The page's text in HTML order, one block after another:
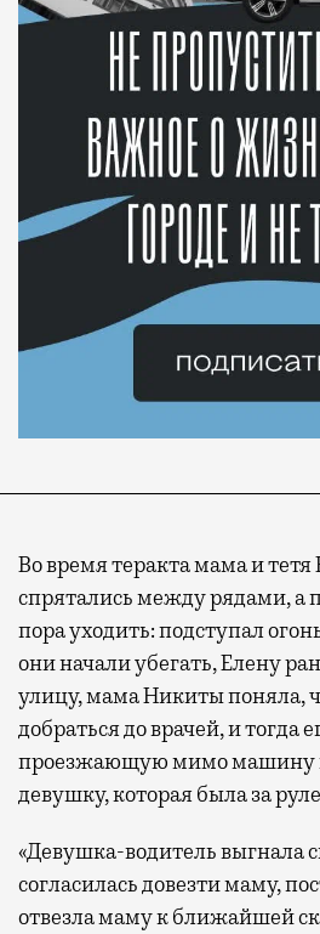
Во время теракта мама и
спрятались между рядами, а
пора уходить: подступал
они начали убегать, Елену
улицу, мама Никиты поняла,
добраться до врачей, и тогда
проезжающую мимо машину
девушку, которая была за
«Девушка-водитель выгнала
согласилась довезти маму,
отвезла маму к ближайшей